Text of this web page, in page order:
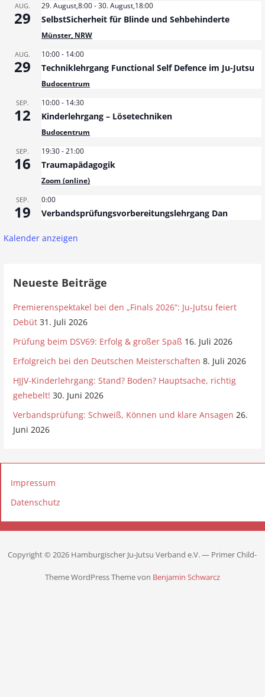
AUG.
29
29. August,8:00-30. August,18:00
SelbstSicherheit für Blinde und Sehbehinderte
Münster, NRW
AUG.
29
10:00- 14:00
Techniklehrgang Functional Self Defence im Ju-Jutsu
Budocentrum
SEP.
12
10:00- 14:30
Kinderlehrgang – Lösetechniken
Budocentrum
SEP.
16
19:30-21:00
Traumapädagogik
Zoom (online)
SEP.
19
0:00
Verbandsprüfungsvorbereitungslehrgang Dan
Kalender anzeigen
Neueste Beiträge
Premierenspektakel bei den „Finals 2026“: Ju-Jutsu feiert
Debüt 31. Juli 2026
Prüfung beim DSV69: Erfolg & großer Spaß 16. Juli 2026
Erfolgreich bei den Deutschen Meisterschaften 8. Juli 2026
HJJV-Kinderlehrgang: Stand? Boden? Hauptsache, richtig
gehebelt! 30. Juni 2026
Verbandsprüfung: Schweiß, Können und klare Ansagen 26.
Juni 2026
Impressum
Datenschutz
Copyright © 2026 Hamburgischer Ju-Jutsu Verband e.V. — Primer Child-
Theme WordPress Theme von Benjamin Schwarcz